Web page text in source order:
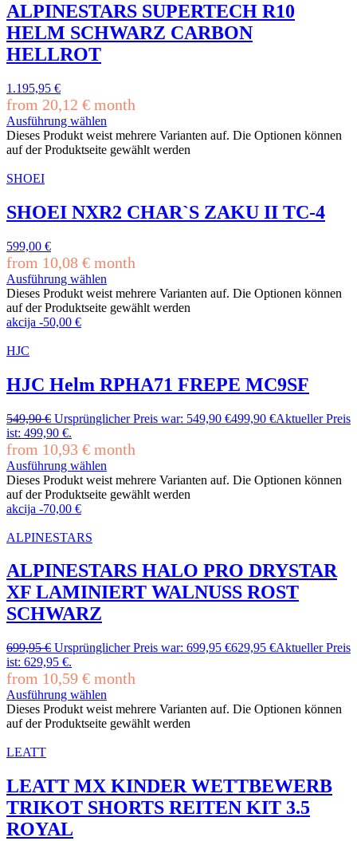
ALPINESTARS SUPERTECH R10
HELM SCHWARZ CARBON
HELLROT
1.195,95 €
from 20,12 € month
Ausführung wählen
Dieses Produkt weist mehrere Varianten auf. Die Optionen können
auf der Produktseite gewählt werden
SHOEI
SHOEI NXR2 CHAR`S ZAKU II TC-4
599,00 €
from 10,08 € month
Ausführung wählen
Dieses Produkt weist mehrere Varianten auf. Die Optionen können
auf der Produktseite gewählt werden
akcija -50,00 €
HJC
HJC Helm RPHA71 FREPE MC9SF
549,90€ Ursprünglicher Preis war: 549,90 €499,90 €Aktueller Preis
ist: 499,90 €.
from 10,93 € month
Ausführung wählen
Dieses Produkt weist mehrere Varianten auf. Die Optionen können
auf der Produktseite gewählt werden
akcija -70,00 €
ALPINESTARS
ALPINESTARS HALO PRO DRYSTAR
XF LAMINIERT WALNUSS ROST
SCHWARZ
699,95€ Ursprünglicher Preis war: 699,95 €629,95 €Aktueller Preis
ist: 629,95 €.
from 10,59 € month
Ausführung wählen
Dieses Produkt weist mehrere Varianten auf. Die Optionen können
auf der Produktseite gewählt werden
LEATT
LEATT MX KINDER WETTBEWERB
TRIKOT SHORTS REITEN KIT 3.5
ROYAL